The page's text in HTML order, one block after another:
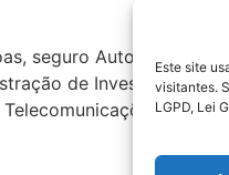
Este site
visitantes.
LGPD, Lei
seguro Automóvel,
de Investimentos,